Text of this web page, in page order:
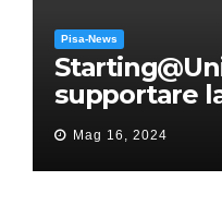
Pisa-News
supportare
all’ERC
Mag 16, 2024